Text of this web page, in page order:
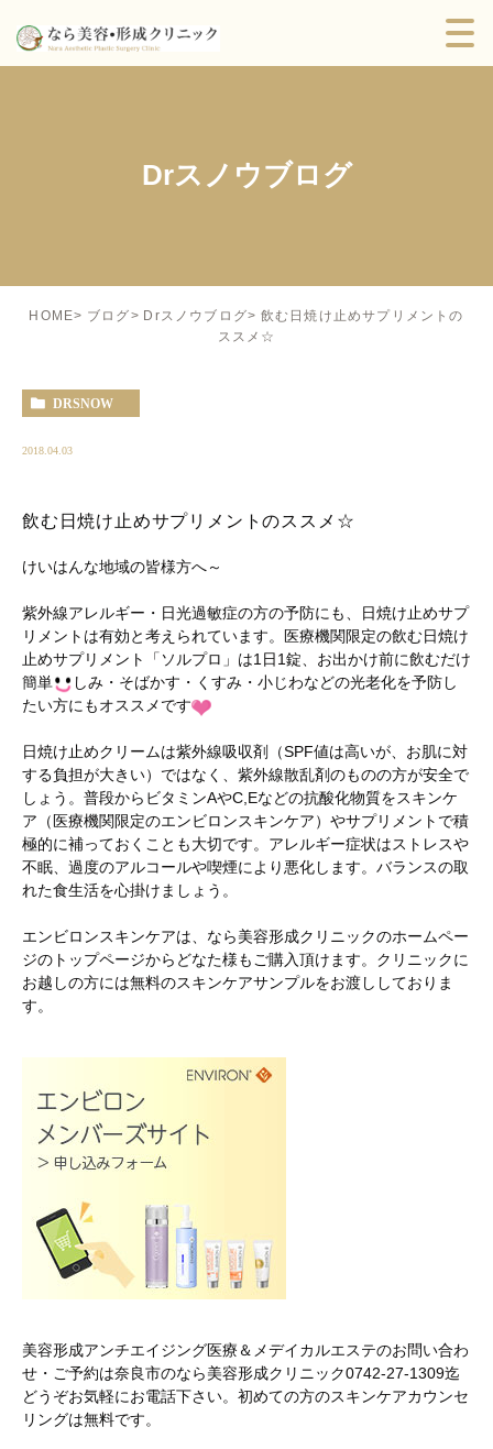
Drスノウブログ
HOME ブログ Drスノウブログ
飲む日焼け止めサプリメントの
ススメ☆
DRSNOW
2018.04.03
飲む日焼け止めサプリメントのススメ☆
けいはんな地域の皆様方へ～
紫外線アレルギー・日光過敏症の方の予防にも、日焼け止めサプ
リメントは有効と考えられています。医療機関限定の飲む日焼け
止めサプリメント「ソルプロ」は1日1錠、お出かけ前に飲むだけ
簡単
しみ・そばかす・くすみ・小じわなどの光老化を予防し
たい方にもオススメです
日焼け止めクリームは紫外線吸収剤（SPF値は高いが、お肌に対
する負担が大きい）ではなく、紫外線散乱剤のものの方が安全で
しょう。普段からビタミンAやC,Eなどの抗酸化物質をスキンケ
ア（医療機関限定のエンビロンスキンケア）やサプリメントで積
極的に補っておくことも大切です。アレルギー症状はストレスや
不眠、過度のアルコールや喫煙により悪化します。バランスの取
れた食生活を心掛けましょう。
エンビロンスキンケアは、なら美容形成クリニックのホームペー
ジのトップページからどなた様もご購入頂けます。クリニックに
お越しの方には無料のスキンケアサンプルをお渡ししておりま
す。
美容形成アンチエイジング医療＆メデイカルエステのお問い合わ
せ・ご予約は奈良市のなら美容形成クリニック0742-27-1309迄
どうぞお気軽にお電話下さい。初めての方のスキンケアカウンセ
リングは無料です。